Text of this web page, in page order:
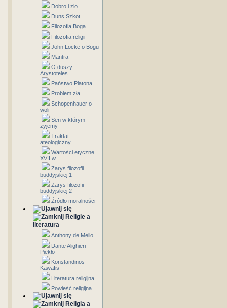
Dobro i zlo
Duns Szkot
Filozofia Boga
Filozofia religii
John Locke o Bogu
Mantra
O duszy -
Arystoteles
Państwo Platona
Problem zła
Schopenhauer o
woli
Sen w którym
żyjemy
Traktat
ateologiczny
Wartości etyczne
XVII w.
Zarys filozofii
buddyjskiej 1
Zarys filozofii
buddyjskiej 2
Źródło moralności
Religie a
literatura
Anthony de Mello
Dante Alighieri -
Piekło
Konstandinos
Kawafis
Literatura religijna
Powieść religijna
Religia a